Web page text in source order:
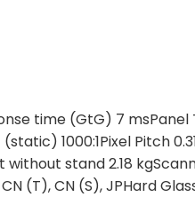
time (GtG) 7 msPanel
1000:1Pixel Pitch
without stand 2.18
CN (T), CN (S), JPHard